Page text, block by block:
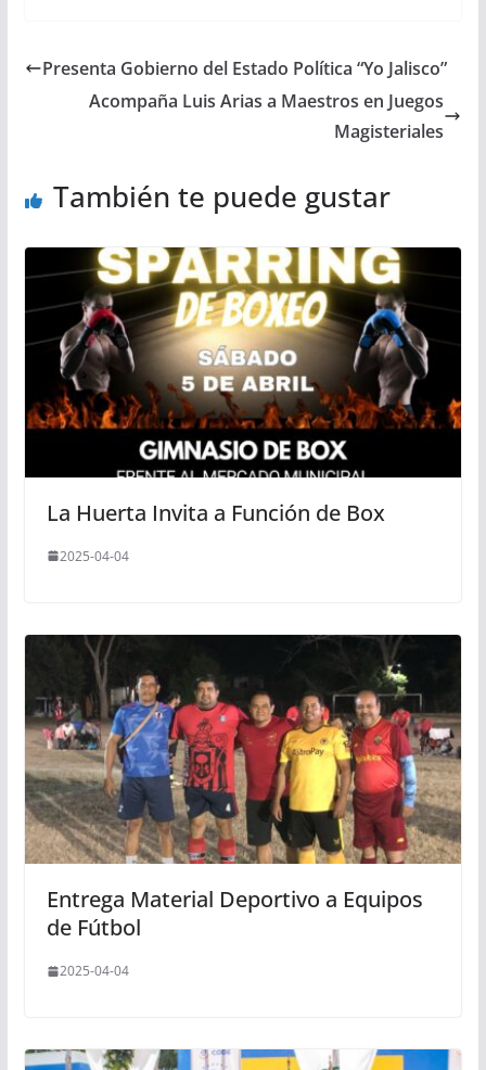
Presenta Gobierno del Estado Política “Yo Jalisco”
Acompaña Luis Arias a Maestros en Juegos
Magisteriales
También te puede gustar
La Huerta Invita a Función de Box
2025-04-04
Entrega Material Deportivo a Equipos
de Fútbol
2025-04-04